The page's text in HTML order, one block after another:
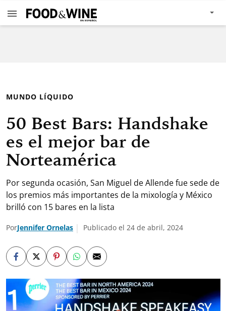
MUNDO LÍQUIDO
50 Best Bars: Handshake
es el mejor bar de
Norteamérica
Por segunda ocasión, San Miguel de Allende fue sede de
los premios más importantes de la mixología y México
brilló con 15 bares en la lista
PorJennifer Ornelas Publicado el 24 de abril, 2024